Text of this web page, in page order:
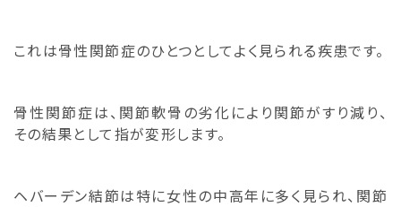
これは骨性関節症のひとつとしてよく見られる疾患です。
骨性関節症は、関節軟骨の劣化により関節がすり減り、
その結果として指が変形します。
ヘバーデン結節は特に女性の中高年に多く見られ、関節